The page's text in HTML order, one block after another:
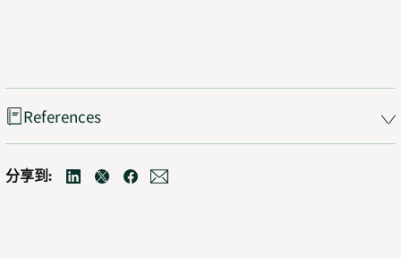
References
分享到: linkedin
Openstwitter
Opensfacebook
Opens
mail
Opens